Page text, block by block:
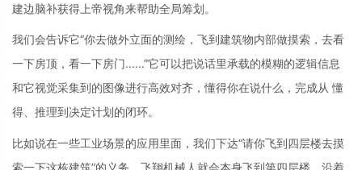
建边脑补获得上帝视角来帮助全局筹划。
我们会告诉它“你去做外立面的测绘，飞到建筑物内部做摸索，去看
一下房顶，看一下房门......”它可以把说话里承载的模糊的逻辑信息
和它视觉采集到的图像进行高效对齐，懂得你在说什么，完成从 懂
得、推理到决定计划的闭环。
比如说在一些工业场景的应用里面，我们下达“请你飞到四层楼去摸
索一下这栋建筑”的义务，飞翔机械人就会本身飞到第四层楼，沿着